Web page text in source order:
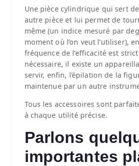
Une pièce cylindrique qui sert
autre pièce et lui permet de
même (un indice mesuré par
moment où l’on veut l’utiliser),
fréquence de l’efficacité est
nécessaire, il existe un
servir, enfin, l’épilation de la
maintenue par un autre
Tous les accessoires sont
à chaque utilité précise.
Parlons
importantes